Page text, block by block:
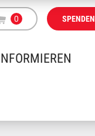
0 SPENDEN